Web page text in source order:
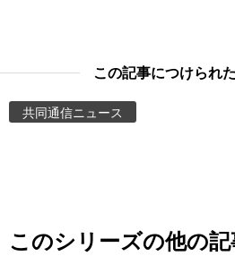
東京
この記事につけられ
共同通信ニュース
このシリーズの他の